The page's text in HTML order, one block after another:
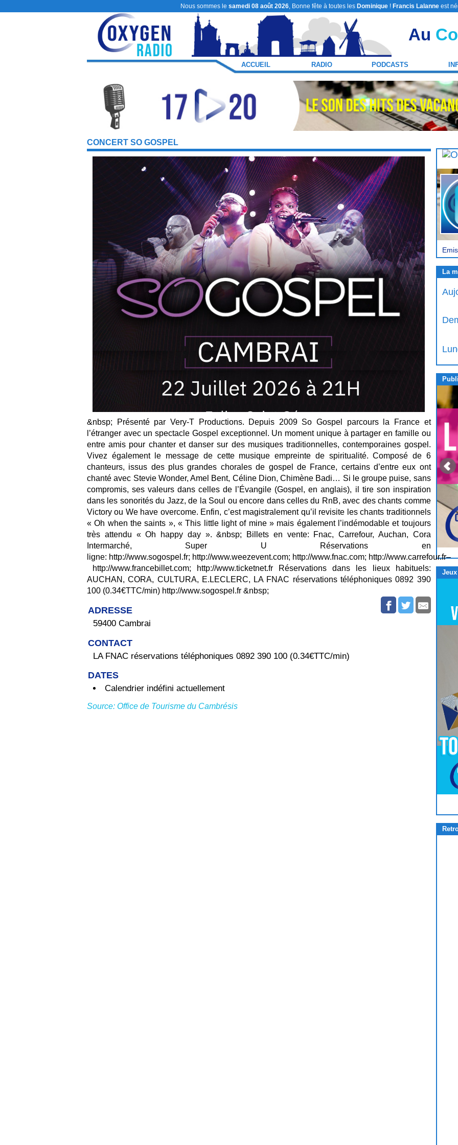
Nous sommes le samedi 08 août 2026, Bonne fête à toutes les Dominique ! Francis Lalanne est
Au
ACCUEIL RADIO PODCASTS
CONCERT SO GOSPEL
&nbsp; Présenté par Very-T Productions. Depuis 2009 So Gospel parcours la France et
l’étranger avec un spectacle Gospel exceptionnel. Un moment unique à partager en famille ou
entre amis pour chanter et danser sur des musiques traditionnelles, contemporaines gospel.
Vivez également le message de cette musique empreinte de spiritualité. Composé de 6
chanteurs, issus des plus grandes chorales de gospel de France, certains d’entre eux ont
chanté avec Stevie Wonder, Amel Bent, Céline Dion, Chimène Badi… Si le groupe puise, sans
compromis, ses valeurs dans celles de l’Évangile (Gospel, en anglais), il tire son inspiration
dans les sonorités du Jazz, de la Soul ou encore dans celles du RnB, avec des chants comme
Victory ou We have overcome. Enfin, c’est magistralement qu’il revisite les chants traditionnels
« Oh when the saints », « This little light of mine » mais également l’indémodable et toujours
très attendu « Oh happy day ». &nbsp; Billets en vente: Fnac, Carrefour, Auchan, Cora
Intermarché, Super U Réservations en
ligne: http://www.sogospel.fr; http://www.weezevent.com; http://www.fnac.com; http://www.carrefour.fr–
http://www.francebillet.com; http://www.ticketnet.fr Réservations dans les lieux habituels:
AUCHAN, CORA, CULTURA, E.LECLERC, LA FNAC réservations téléphoniques 0892 390
100 (0.34€TTC/min) http://www.sogospel.fr &nbsp;
ADRESSE
59400 Cambrai
CONTACT
LA FNAC réservations téléphoniques 0892 390 100 (0.34€TTC/min)
DATES
Calendrier indéfini actuellement
Source: Office de Tourisme du Cambrésis
La
Jeux